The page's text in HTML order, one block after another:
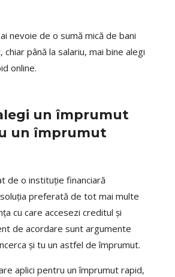
nevoie de o sumă mică de bani
până la salariu, mai bine alegi
online.
un împrumut
un împrumut
de o instituție financiară
preferată de tot mai multe
cu care accesezi creditul și
de acordare sunt argumente
și tu un astfel de împrumut.
aplici pentru un împrumut rapid,